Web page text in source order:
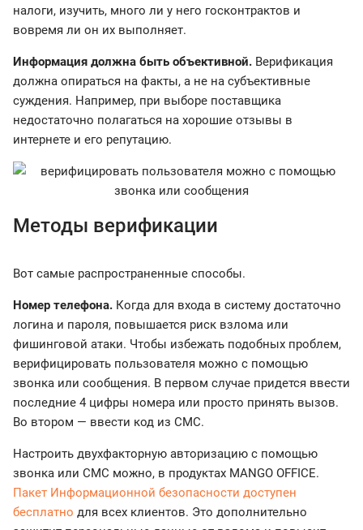
налоги, изучить, много ли у него госконтрактов и
вовремя ли он их выполняет.
Информация должна быть объективной. Верификация
должна опираться на факты, а не на субъективные
суждения. Например, при выборе поставщика
недостаточно полагаться на хорошие отзывы в
интернете и его репутацию.
Методы верификации
Вот самые распространенные способы.
Номер телефона. Когда для входа в систему достаточно
логина и пароля, повышается риск взлома или
фишинговой атаки. Чтобы избежать подобных проблем,
верифицировать пользователя можно с помощью
звонка или сообщения. В первом случае придется ввести
последние 4 цифры номера или просто принять вызов.
Во втором — ввести код из СМС.
Настроить двухфакторную авторизацию с помощью
звонка или СМС можно, в продуктах MANGO OFFICE.
Пакет Информационной безопасности доступен
бесплатно для всех клиентов. Это дополнительно